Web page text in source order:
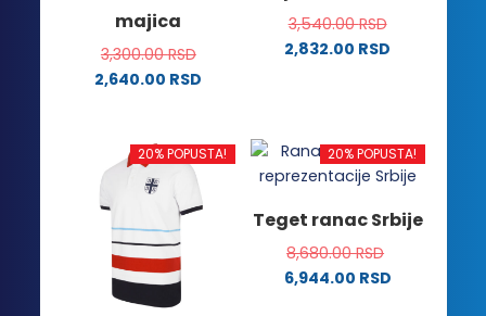
proizvoda.
majica
3,300.00RSD
2,640.00 RSD
ima
više
varijanti.
Opcije
mogu
biti
izabrane
3,540.00RSD
2,832.00 RSD
više
varijanti.
mogu
biti
izabrane
20% POPUSTA! 20% POPUSTA!
Teget ranac Srbije
8,680.00RSD
6,944.00 RSD